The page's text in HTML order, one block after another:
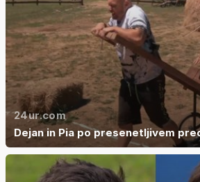
24ur.com
Dejan in Pia po presenetljivem